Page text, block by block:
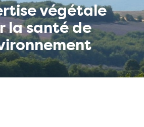
végétale
la santé de